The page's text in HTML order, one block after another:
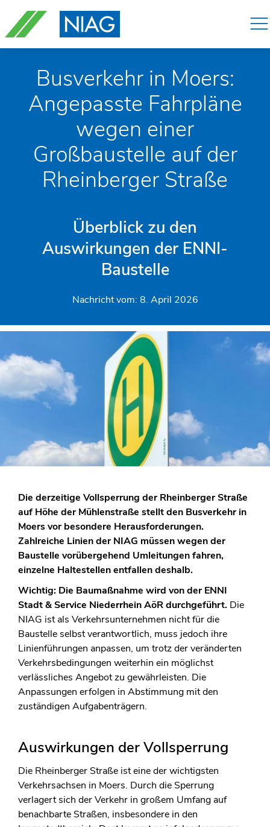
überspringen
Busverkehr in Moers:
Angepasste Fahrpläne
wegen einer
Großbaustelle auf der
Rheinberger Straße
Überblick zu den
Auswirkungen der ENNI-
Baustelle
Nachricht vom: 8. April 2026
Die derzeitige Vollsperrung der Rheinberger Straße
auf Höhe der Mühlenstraße stellt den Busverkehr in
Moers vor besondere Herausforderungen.
Zahlreiche Linien der NIAG müssen wegen der
Baustelle vorübergehend Umleitungen fahren,
einzelne Haltestellen entfallen deshalb.
Wichtig: Die Baumaßnahme wird von der ENNI
Stadt & Service Niederrhein AöR durchgeführt. Die
NIAG ist als Verkehrsunternehmen nicht für die
Baustelle selbst verantwortlich, muss jedoch ihre
Linienführungen anpassen, um trotz der veränderten
Verkehrsbedingungen weiterhin ein möglichst
verlässliches Angebot zu gewährleisten. Die
Anpassungen erfolgen in Abstimmung mit den
zuständigen Aufgabenträgern.
Auswirkungen der Vollsperrung
Die Rheinberger Straße ist eine der wichtigsten
Verkehrsachsen in Moers. Durch die Sperrung
verlagert sich der Verkehr in großem Umfang auf
benachbarte Straßen, insbesondere in den